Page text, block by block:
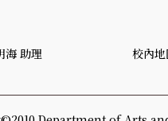
助理
校內